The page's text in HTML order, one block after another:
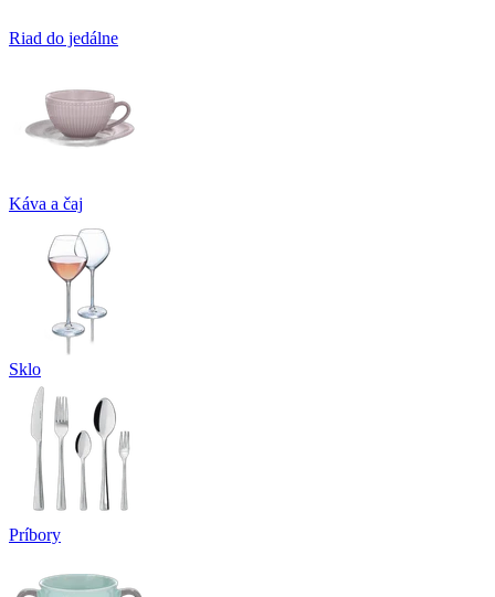
Riad do jedálne
Káva a čaj
Sklo
Príbory